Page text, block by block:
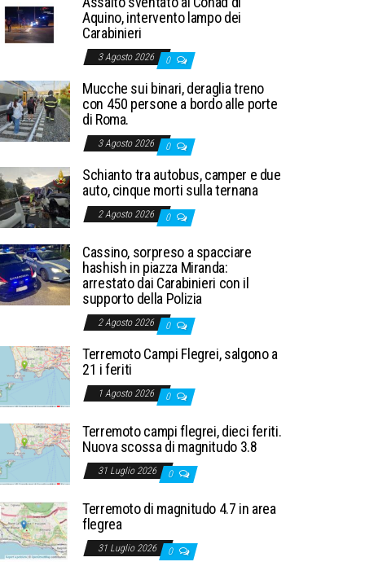
Aquino, intervento lampo dei
Carabinieri
3 Agosto 2026 0
Mucche sui binari, deraglia treno
con 450 persone a bordo alle porte
di Roma.
3 Agosto 2026 0
Schianto tra autobus, camper e due
auto, cinque morti sulla ternana
2 Agosto 2026 0
Cassino, sorpreso a spacciare
hashish in piazza Miranda:
arrestato dai Carabinieri con il
supporto della Polizia
2 Agosto 2026 0
Terremoto Campi Flegrei, salgono a
21 i feriti
1 Agosto 2026 0
Terremoto campi flegrei, dieci feriti.
Nuova scossa di magnitudo 3.8
31 Luglio 2026 0
Terremoto di magnitudo 4.7 in area
flegrea
31 Luglio 2026 0